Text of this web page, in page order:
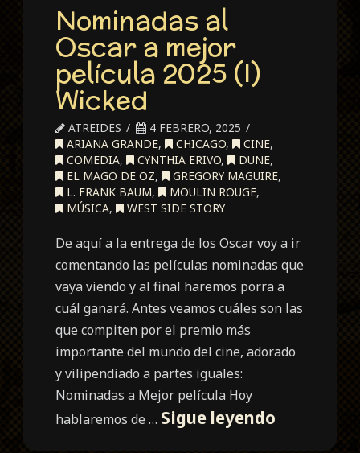
Nominadas al
Oscar a mejor
película 2025 (I)
Wicked
ATREIDES
4 FEBRERO, 2025
ARIANA GRANDE, CHICAGO, CINE,
COMEDIA, CYNTHIA ERIVO, DUNE,
EL MAGO DE OZ, GREGORY MAGUIRE,
L. FRANK BAUM, MOULIN ROUGE,
MÚSICA, WEST SIDE STORY
De aquí a la entrega de los Oscar voy a ir
comentando las películas nominadas que
vaya viendo y al final haremos porra a
cuál ganará. Antes veamos cuáles son las
que compiten por el premio más
importante del mundo del cine, adorado
y vilipendiado a partes iguales:
Nominadas a Mejor película Hoy
hablaremos de … Sigue leyendo